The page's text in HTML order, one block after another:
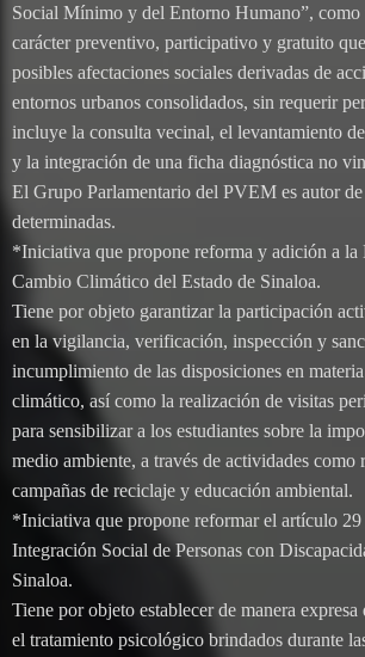
Social Mínimo y del Entorno Humano”, como
carácter preventivo, participativo y gratuito
posibles afectaciones sociales derivadas de
entornos urbanos consolidados, sin requerir
incluye la consulta vecinal, el levantamiento
y la integración de una ficha diagnóstica no
El Grupo Parlamentario del PVEM es autor
determinadas.
*Iniciativa que propone reforma y adición a la
Cambio Climático del Estado de Sinaloa.
Tiene por objeto garantizar la participación
en la vigilancia, verificación, inspección y
incumplimiento de las disposiciones en
climático, así como la realización de visitas
para sensibilizar a los estudiantes sobre la
medio ambiente, a través de actividades como
campañas de reciclaje y educación ambiental.
*Iniciativa que propone reformar el artículo
Integración Social de Personas con
Sinaloa.
Tiene por objeto establecer de manera
el tratamiento psicológico brindados durante